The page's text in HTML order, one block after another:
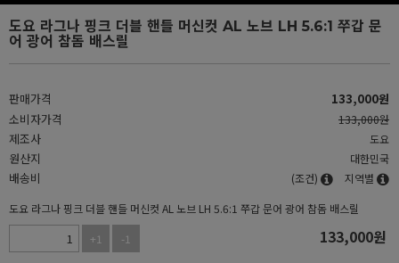
도요 라그나 핑크 더블 핸들 머신컷 AL 노브 LH 5.6:1 쭈갑 문
어 광어 참돔 배스릴
판매가격 133,000원
소비자가격
133,000원
제조사 도요
원산지 대한민국
배송비 (조건)
지역별
도요 라그나 핑크 더블 핸들 머신컷 AL 노브 LH 5.6:1 쭈갑 문어 광어 참돔 배스릴
+1
-1 133,000원